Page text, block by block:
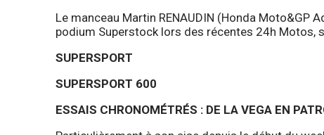
Le manceau Martin RENAUDIN (Honda Moto&GP
podium Superstock lors des récentes 24h Motos,
SUPERSPORT
SUPERSPORT 600
ESSAIS CHRONOMÉTRÉS : DE LA VEGA EN